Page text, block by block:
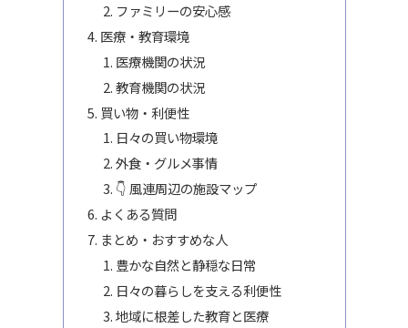
ファミリーの安心感
医療・教育環境
医療機関の状況
教育機関の状況
買い物・利便性
日々の買い物環境
外食・グルメ事情
👇 風連周辺の施設マップ
よくある質問
まとめ・おすすめな人
豊かな自然と静穏な日常
日々の暮らしを支える利便性
地域に根差した教育と医療